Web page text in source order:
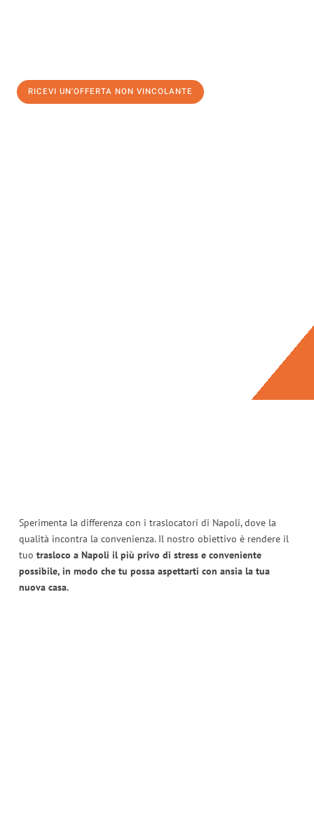
RICEVI UN'OFFERTA NON VINCOLANTE
Sperimenta la differenza con i traslocatori di Napoli, dove la
qualità incontra la convenienza. Il nostro obiettivo è rendere il
tuo trasloco a Napoli il più privo di stress e conveniente
possibile, in modo che tu possa aspettarti con ansia la tua
nuova casa.